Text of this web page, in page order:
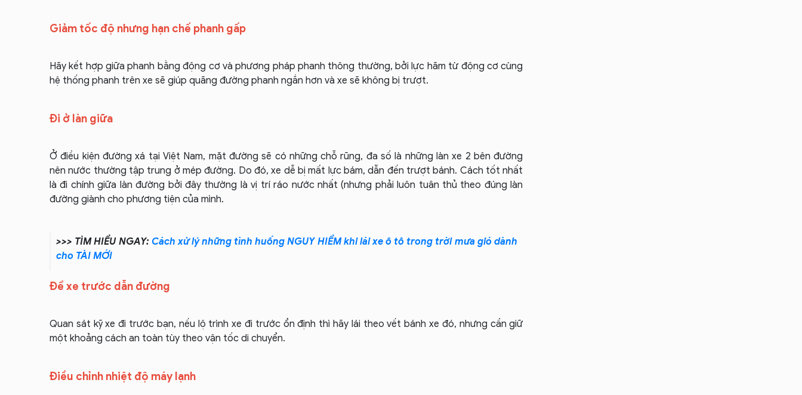
Giảm tốc độ nhưng hạn chế phanh gấp
Hãy kết hợp giữa phanh bằng động cơ và phương pháp phanh thông thường, bởi lực hãm từ động cơ cùng
hệ thống phanh trên xe sẽ giúp quãng đường phanh ngắn hơn và xe sẽ không bị trượt.
Đi ở làn giữa
Ở điều kiện đường xá tại Việt Nam, mặt đường sẽ có những chỗ rũng, đa số là những làn xe 2 bên đường
nên nước thường tập trung ở mép đường. Do đó, xe dễ bị mất lực bám, dẫn đến trượt bánh. Cách tốt nhất
là đi chính giữa làn đường bởi đây thường là vị trí ráo nước nhất (nhưng phải luôn tuân thủ theo đúng làn
đường giành cho phương tiện của mình.
>>> TÌM HIỂU NGAY: Cách xử lý những tình huống NGUY HIỂM khi lái xe ô tô trong trời mưa gió dành
cho TÀI MỚI
Để xe trước dẫn đường
Quan sát kỹ xe đi trước bạn, nếu lộ trình xe đi trước ổn định thì hãy lái theo vết bánh xe đó, nhưng cần giữ
một khoảng cách an toàn tùy theo vận tốc di chuyển.
Điều chỉnh nhiệt độ máy lạnh